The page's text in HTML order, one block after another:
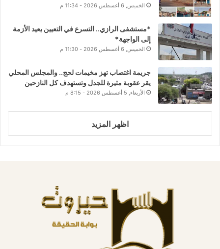
الخميس, 6 أغسطس 2026 - 11:34 م
*مستشفى الرازي.. التسرع في التعيين يعيد الأزمة
إلى الواجهة*
الخميس, 6 أغسطس 2026 - 11:30 م
جريمة اغتصاب تهز مخيمات لحج.. والمجلس المحلي
يقر عقوبة مثيرة للجدل وتستهدف كل النازحين
الأربعاء, 5 أغسطس 2026 - 8:15 م
اظهر المزيد